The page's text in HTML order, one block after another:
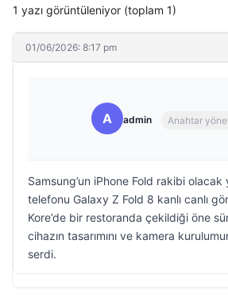
1 yazı görüntüleniyor (toplam 1)
01/06/2026: 8:17 pm
A admin Anahtar
Samsung’un iPhone Fold rakibi
telefonu Galaxy Z Fold 8 kanlı canlı
Kore’de bir restoranda çekildiği öne
cihazın tasarımını ve kamera
serdi.